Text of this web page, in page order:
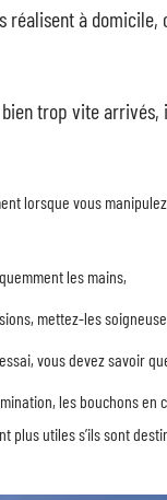
à
trop vite
lorsque vous
les mains,
mettez-les
vous devez savoir
les bouchons
plus utiles s’ils sont